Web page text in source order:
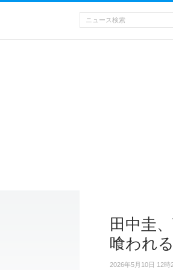
田中圭
喰われ
2026年5月10日 12時